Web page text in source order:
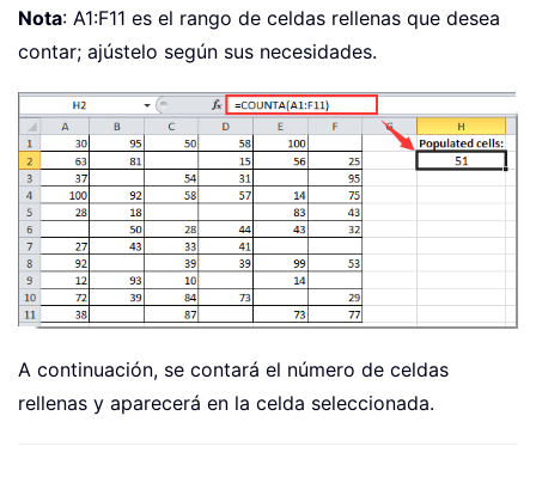
Nota: A1:F11 es el rango de celdas rellenas que desea
contar; ajústelo según sus necesidades.
A continuación, se contará el número de celdas
rellenas y aparecerá en la celda seleccionada.